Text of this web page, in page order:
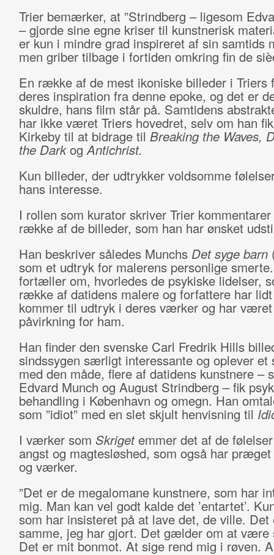
Trier bemærker, at ”Strindberg – ligesom
– gjorde sine egne kriser til kunstnerisk
er kun i mindre grad inspireret af sin samtids
men griber tilbage i fortiden omkring fin de
En række af de mest ikoniske billeder i Triers
deres inspiration fra denne epoke, og det er
skuldre, hans film står på. Samtidens
har ikke været Triers hovedret, selv om han
Kirkeby til at bidrage til Breaking the Waves,
the DarkogAntichrist.
Kun billeder, der udtrykker voldsomme
hans interesse.
I rollen som kurator skriver Trier
række af de billeder, som han har ønsket
Han beskriver således Munchs Det syge barn
som et udtryk for malerens personlige
fortæller om, hvorledes de psykiske lidelser,
række af datidens malere og forfattere har
kommer til udtryk i deres værker og har
påvirkning for ham.
Han finder den svenske Carl Fredrik Hills
sindssygen særligt interessante og oplever
med den måde, flere af datidens kunstnere –
Edvard Munch og August Strindberg – fik
behandling i København og omegn. Han
som ”idiot” med en slet skjult henvisning til
I værker som Skrigetemmer det af de
angst og magtesløshed, som også har
og værker.
”Det er de megalomane kunstnere, som har
mig. Man kan vel godt kalde det ’entartet’.
som har insisteret på at lave det, de ville. Det
samme, jeg har gjort. Det gælder om at
Det er mit bonmot. At sige rend mig i røven.